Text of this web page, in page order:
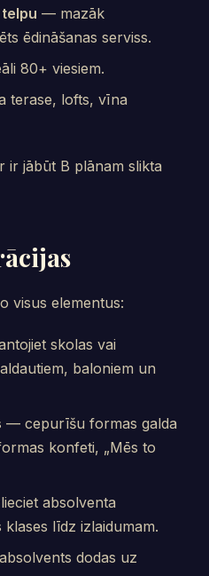
— mazāk
ēdināšanas serviss.
80+ viesiem.
terase, lofts, vīna
ir jābūt B plānam slikta
visus elementus:
skolas vai
baloniem un
— cepurīšu formas galda
konfeti, „Mēs to
absolventa
līdz izlaidumam.
dodas uz